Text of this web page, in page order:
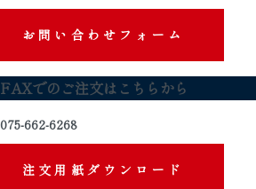
お問い合わせフォーム
FAXでのご注文はこちらから
075-662-6268
注文用紙ダウンロード